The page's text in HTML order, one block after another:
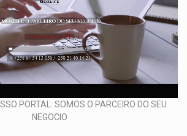
PORTAL: SOMOS O PARCEIRO DO SEU
NEGOCIO